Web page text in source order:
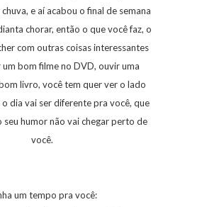
e aí acabou o final de semana
chorar, então o que você faz, o
com outras coisas interessantes
um bom filme no DVD, ouvir uma
livro, você tem quer ver o lado
dia vai ser diferente pra você, que
seu humor não vai chegar perto de
você.
um tempo pra você: